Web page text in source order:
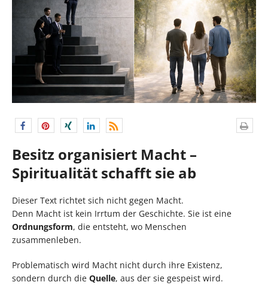
Besitz organisiert Macht –
Spiritualität schafft sie ab
Dieser Text richtet sich nicht gegen Macht.
Denn Macht ist kein Irrtum der Geschichte. Sie ist eine
Ordnungsform, die entsteht, wo Menschen
zusammenleben.
Problematisch wird Macht nicht durch ihre Existenz,
sondern durch die Quelle, aus der sie gespeist wird.